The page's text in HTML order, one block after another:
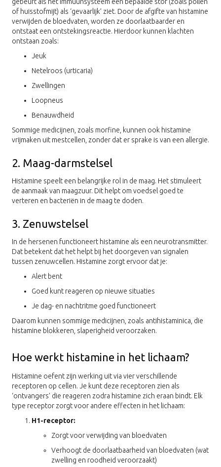
of huisstofmijt) als ‘gevaarlijk’ ziet. Door de afgifte van histamine
verwijden de bloedvaten, worden ze doorlaatbaarder en
ontstaat een ontstekingsreactie. Hierdoor kunnen klachten
ontstaan zoals:
Jeuk
Netelroos (urticaria)
Zwellingen
Loopneus
Benauwdheid
Sommige medicijnen, zoals morfine, kunnen ook histamine
vrijmaken uit mestcellen, zonder dat er sprake is van een allergie.
2. Maag-darmstelsel
Histamine speelt een belangrijke rol in de maag. Het stimuleert
de aanmaak van maagzuur. Dit helpt om voedsel goed te
verteren en bacteriën in de maag te doden.
3. Zenuwstelsel
In de hersenen functioneert histamine als een neurotransmitter.
Dat betekent dat het helpt bij het doorgeven van signalen
tussen zenuwcellen. Histamine zorgt ervoor dat je:
Alert bent
Goed kunt reageren op nieuwe situaties
Je dag- en nachtritme goed functioneert
Daarom kunnen sommige medicijnen, zoals antihistaminica, die
histamine blokkeren, slaperigheid veroorzaken.
Hoe werkt histamine in het lichaam?
Histamine oefent zijn werking uit via vier verschillende
receptoren op cellen. Je kunt deze receptoren zien als
‘ontvangers’ die reageren zodra histamine zich eraan bindt. Elk
type receptor zorgt voor andere effecten in het lichaam:
H1-receptor:
Zorgt voor verwijding van bloedvaten
Verhoogt de doorlaatbaarheid van bloedvaten (wat
zwelling en roodheid veroorzaakt)